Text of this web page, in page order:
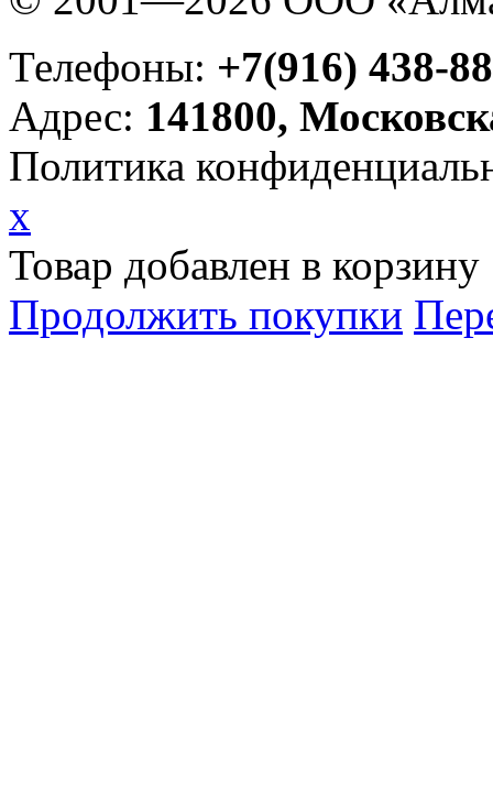
Телефоны: +7(916) 438-
Адрес: 141800,
Политика
x
Товар добавлен в корзину
Продолжить покупки